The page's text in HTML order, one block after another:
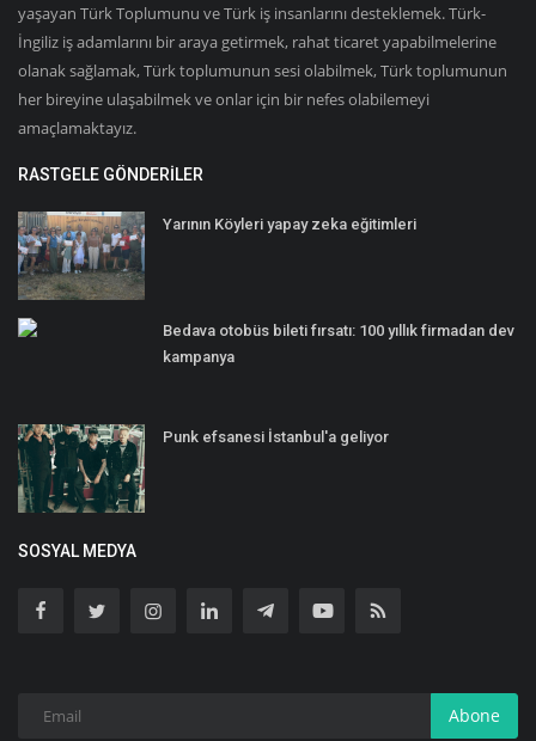
yaşayan Türk Toplumunu ve Türk iş insanlarını desteklemek. Türk-
İngiliz iş adamlarını bir araya getirmek, rahat ticaret yapabilmelerine
olanak sağlamak, Türk toplumunun sesi olabilmek, Türk toplumunun
her bireyine ulaşabilmek ve onlar için bir nefes olabilemeyi
amaçlamaktayız.
RASTGELE GÖNDERILER
Yarının Köyleri yapay zeka eğitimleri
Bedava otobüs bileti fırsatı: 100 yıllık firmadan dev
kampanya
Punk efsanesi İstanbul'a geliyor
SOSYAL MEDYA
Abone